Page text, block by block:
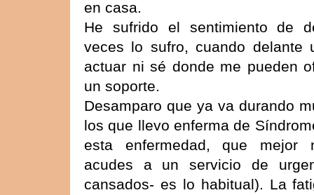
en casa.
He sufrido el sentimiento de
veces lo sufro, cuando delante
actuar ni sé donde me pueden
un soporte.
Desamparo que ya va durando
los que llevo enferma de
esta enfermedad, que mejor
acudes a un servicio de
cansados- es lo habitual). La